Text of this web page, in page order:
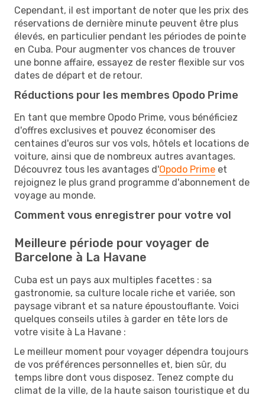
Cependant, il est important de noter que les prix des
réservations de dernière minute peuvent être plus
élevés, en particulier pendant les périodes de pointe
en Cuba. Pour augmenter vos chances de trouver
une bonne affaire, essayez de rester flexible sur vos
dates de départ et de retour.
Réductions pour les membres Opodo Prime
En tant que membre Opodo Prime, vous bénéficiez
d'offres exclusives et pouvez économiser des
centaines d'euros sur vos vols, hôtels et locations de
voiture, ainsi que de nombreux autres avantages.
Découvrez tous les avantages d'Opodo Prime et
rejoignez le plus grand programme d'abonnement de
voyage au monde.
Comment vous enregistrer pour votre vol
Meilleure période pour voyager de
Barcelone à La Havane
Cuba est un pays aux multiples facettes : sa
gastronomie, sa culture locale riche et variée, son
paysage vibrant et sa nature époustouflante. Voici
quelques conseils utiles à garder en tête lors de
votre visite à La Havane :
Le meilleur moment pour voyager dépendra toujours
de vos préférences personnelles et, bien sûr, du
temps libre dont vous disposez. Tenez compte du
climat de la ville, de la haute saison touristique et du